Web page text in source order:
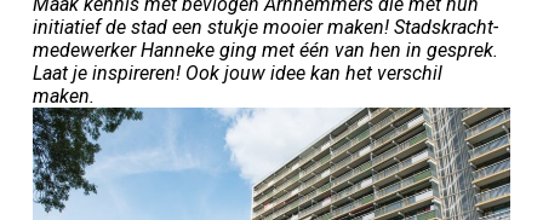
initiatief de stad een stukje mooier maken! Stadskracht-
medewerker Hanneke ging met één van hen in gesprek.
Laat je inspireren! Ook jouw idee kan het verschil
maken.